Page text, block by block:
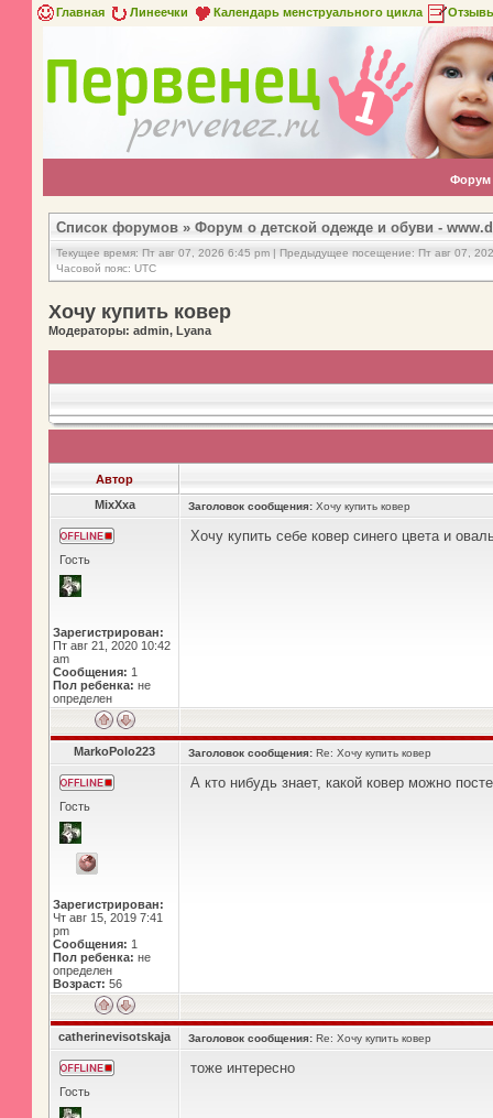
Главная Линеечки Календарь менструального цикла
Форум
Список форумов » Форум о детской одежде и обуви -
Текущее время: Пт авг 07, 2026 6:45 pm | Предыдущее посещение: Пт авг 07,
Часовой пояс: UTC
Хочу купить ковер
Модераторы: admin, Lyana
Автор
MixXxa
Заголовок сообщения: Хочу купить ковер
Гость
Зарегистрирован:
Пт авг 21, 2020 10:42
am
Сообщения: 1
Пол ребенка: не
определен
Хочу купить себе ковер синего цвета и
MarkoPolo223 Заголовок сообщения: Re: Хочу купить ковер
Гость
Зарегистрирован:
Чт авг 15, 2019 7:41
pm
Сообщения: 1
Пол ребенка: не
определен
Возраст: 56
А кто нибудь знает, какой ковер можно
catherinevisotskaja Заголовок сообщения: Re: Хочу купить ковер
Гость
тоже интересно